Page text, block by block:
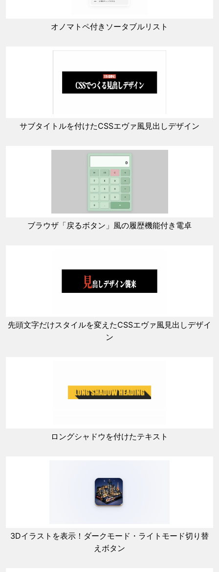
オノマトペ付きソータブルリスト
サブタイトルを付けたCSSエヴァ風見出しデザイン
ブラウザ「戻るボタン」風の履歴機能付き電卓
先頭文字だけスタイルを変えたCSSエヴァ風見出しデザイ
ン
ロングシャドウを付けたテキスト
3Dイラストを表示！ダークモード・ライトモード切り替
えボタン